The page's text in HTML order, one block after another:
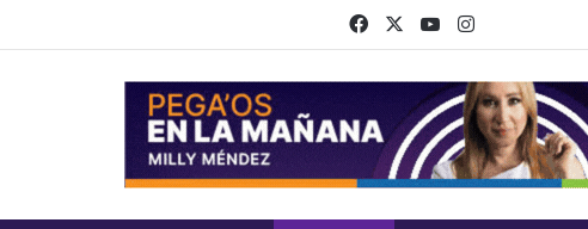
FacebookYouTubeInstagram